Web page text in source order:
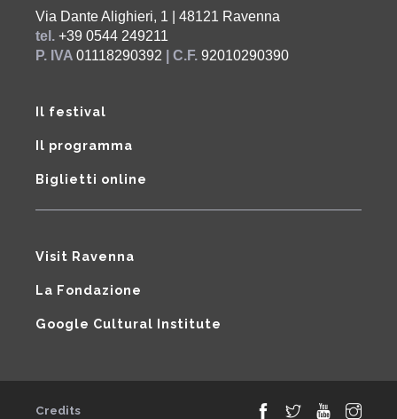
Via Dante Alighieri, 1 | 48121 Ravenna
tel. +39 0544 249211
P. IVA 01118290392 | C.F. 92010290390
Il festival
Il programma
Biglietti online
Visit Ravenna
La Fondazione
Google Cultural Institute
Credits